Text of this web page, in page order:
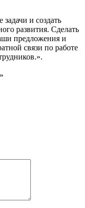
и создать
развития. Сделать
предложения и
связи по работе